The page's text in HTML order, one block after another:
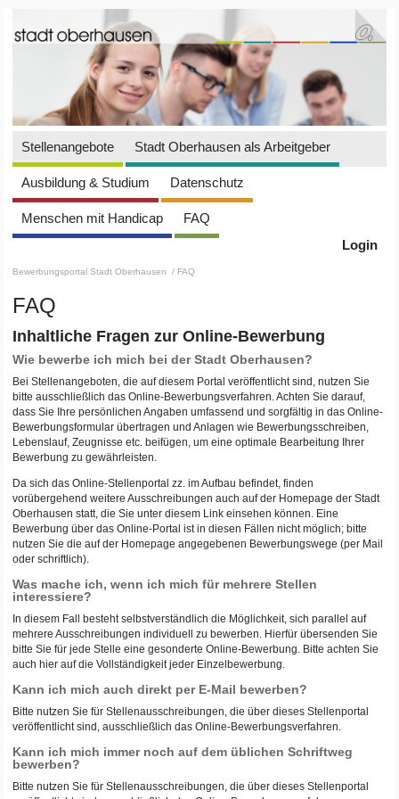
Stellenangebote Stadt Oberhausen als Arbeitgeber
Ausbildung & Studium Datenschutz
Menschen mit Handicap
FAQ
Login
Bewerbungsportal Stadt Oberhausen / FAQ
FAQ
Inhaltliche Fragen zur Online-Bewerbung
Wie bewerbe ich mich bei der Stadt Oberhausen?
Bei Stellenangeboten, die auf diesem Portal veröffentlicht sind, nutzen Sie
bitte ausschließlich das Online-Bewerbungsverfahren. Achten Sie darauf,
dass Sie Ihre persönlichen Angaben umfassend und sorgfältig in das Online-
Bewerbungsformular übertragen und Anlagen wie Bewerbungsschreiben,
Lebenslauf, Zeugnisse etc. beifügen, um eine optimale Bearbeitung Ihrer
Bewerbung zu gewährleisten.
Da sich das Online-Stellenportal zz. im Aufbau befindet, finden
vorübergehend weitere Ausschreibungen auch auf der Homepage der Stadt
Oberhausen statt, die Sie unter diesem Link einsehen können. Eine
Bewerbung über das Online-Portal ist in diesen Fällen nicht möglich; bitte
nutzen Sie die auf der Homepage angegebenen Bewerbungswege (per Mail
oder schriftlich).
Was mache ich, wenn ich mich für mehrere Stellen
interessiere?
In diesem Fall besteht selbstverständlich die Möglichkeit, sich parallel auf
mehrere Ausschreibungen individuell zu bewerben. Hierfür übersenden Sie
bitte Sie für jede Stelle eine gesonderte Online-Bewerbung. Bitte achten Sie
auch hier auf die Vollständigkeit jeder Einzelbewerbung.
Kann ich mich auch direkt per E-Mail bewerben?
Bitte nutzen Sie für Stellenausschreibungen, die über dieses Stellenportal
veröffentlicht sind, ausschließlich das Online-Bewerbungsverfahren.
Kann ich mich immer noch auf dem üblichen Schriftweg
bewerben?
Bitte nutzen Sie für Stellenausschreibungen, die über dieses Stellenportal